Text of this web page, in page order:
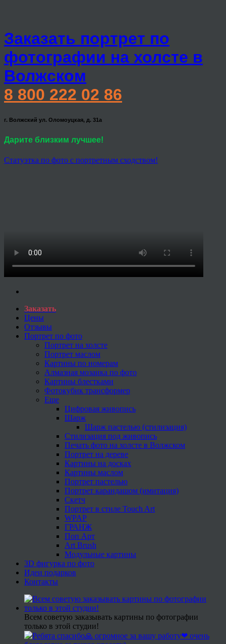
Заказать портрет по
фотографии на холсте в
Волжском
8 800 222 02 86
г. Волжский ул. Оломоуцкая, д. 31а
Дарите близким лучшее!
Статуэтка по фото с портретным сходством!
Заказать
Цены
Отзывы
Портрет по фото
Портрет на холсте
Портрет маслом
Картины по номерам
Алмазная мозаика по фото
Картины блестками
Фотокубик трансформер
Еще
Цифровая живопись
Шарж
Шарж пастелью (стилизация)
Стилизация под живопись
Печать фото на холсте в Волжском
Портрет на дереве
Картины на досках
Картины маслом
Портрет пастелью
Портрет карандашом (имитация)
Скетч
Портрет в стиле Touch Art
WPAP
ГРАНЖ
Поп Арт
Art Brush
Модульные картины
3D фигурка по фото
Идеи подарков
Контакты
Всем советую заказывать картины по фотографии
только в этой студии!